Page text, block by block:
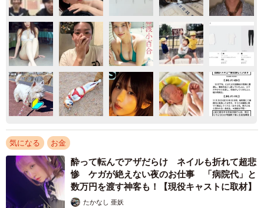
気になる お金
酔って転んでアザだらけ ネイルも折れて超悲
惨 ケガが絶えない夜のお仕事 「病院代」と
数万円を渡す神客も！【現役キャストに取材】
たかなし 亜妖